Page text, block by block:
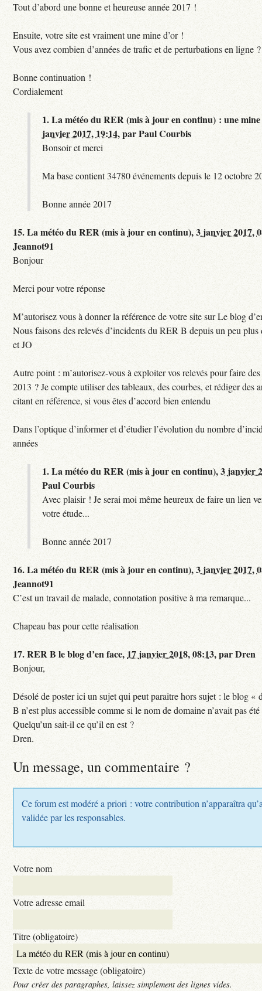
Tout d’abord une bonne et heureuse année 2017 !
Ensuite, votre site est vraiment une mine d’or !
Vous avez combien d’années de trafic et de perturbations en ligne ?
Bonne continuation !
Cordialement
1.La météo du RER (mis à jour en continu) : une
janvier 2017, 19:14,parPaul Courbis
Bonsoir et merci
Ma base contient 34780 événements depuis le 12 octobre
Bonne année 2017
15.La météo du RER (mis à jour en continu),3 janvier 2017,
Jeannot91
Bonjour
Merci pour votre réponse
M’autorisez vous à donner la référence de votre site sur Le blog
Nous faisons des relevés d’incidents du RER B depuis un peu
et JO
Autre point : m’autorisez-vous à exploiter vos relevés pour faire
2013 ? Je compte utiliser des tableaux, des courbes, et rédiger des
citant en référence, si vous êtes d’accord bien entendu
Dans l’optique d’informer et d’étudier l’évolution du nombre
années
1.La météo du RER (mis à jour en continu),3 janvier
Paul Courbis
Avec plaisir ! Je serai moi même heureux de faire un lien
votre étude...
Bonne année 2017
16.La météo du RER (mis à jour en continu),3 janvier 2017,
Jeannot91
C’est un travail de malade, connotation positive à ma remarque...
Chapeau bas pour cette réalisation
17.RER B le blog d’en face, 17 janvier 2018, 08:13,parDren
Bonjour,
Désolé de poster ici un sujet qui peut paraitre hors sujet : le blog «
B n’est plus accessible comme si le nom de domaine n’avait pas
Quelqu’un sait-il ce qu’il en est ?
Dren.
Un message, un commentaire ?
Ce forum est modéré a priori : votre contribution n’apparaîtra
validée par les responsables.
Votre nom
Votre adresse email
Titre (obligatoire)
Texte de votre message (obligatoire)
Pour créer des paragraphes, laissez simplement des lignes vides.